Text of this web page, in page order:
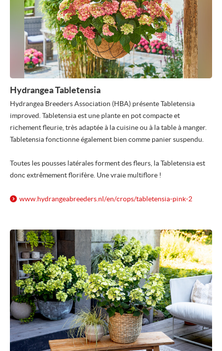
Hydrangea Tabletensia
Hydrangea Breeders Association (HBA) présente Tabletensia
improved. Tabletensia est une plante en pot compacte et
richement fleurie, très adaptée à la cuisine ou à la table à manger.
Tabletensia fonctionne également bien comme panier suspendu.
Toutes les pousses latérales forment des fleurs, la Tabletensia est
donc extrêmement florifère. Une vraie multiflore !
www.hydrangeabreeders.nl/en/crops/tabletensia-pink-2